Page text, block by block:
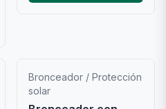
Bronceador / Protección
solar